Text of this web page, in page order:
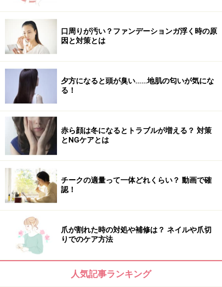
5. 3の工程と同様に、右サイド～バックにかけてハチ下
の髪を分けとります。ざっくり分けることでナチュラル
に仕上がります。
ゴムの結び目とアメピンが隠れる
6. ゴムの結び目とアメピンが隠れるように、分けとった
毛束を左側に持っていきます。
センターよりやや左側でアメピンで固定する
7. 2回転ねじってから、アメピンで固定します。
サイドがタイトになる
右側に持っていき、アメピンで固定します。こうするこ
口周りが汚い？ファンデーションガ浮く時の原
因と対策とは
夕方になると頭が臭い……地肌の匂いが気にな
る！
赤ら顔は冬になるとトラブルが増える？ 対策
とNGケアとは
チークの適量って一体どれくらい？ 動画で確
認！
爪が割れた時の対処や補修は？ ネイルや爪切
りでのケア方法
人気記事ランキング